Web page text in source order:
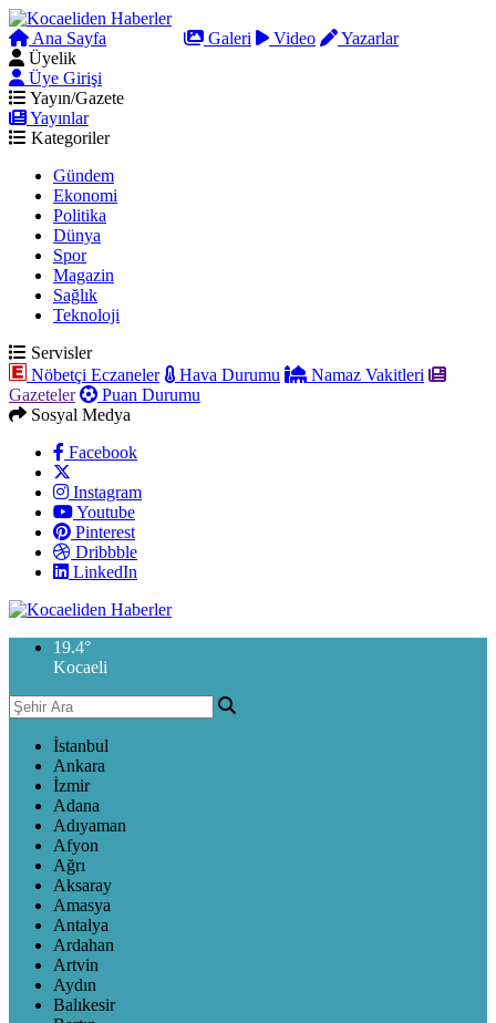
Ana Sayfa Galeri Video
Yazarlar
Üyelik
Üye Girişi
Yayın/Gazete
Yayınlar
Kategoriler
Gündem
Ekonomi
Politika
Dünya
Spor
Magazin
Sağlık
Teknoloji
Servisler
Nöbetçi Eczaneler
Hava Durumu
Namaz Vakitleri
Gazeteler
Puan Durumu
Sosyal Medya
Facebook
Instagram
Youtube
Pinterest
Dribbble
LinkedIn
19.4°
Kocaeli
İstanbul
Ankara
İzmir
Adana
Adıyaman
Afyon
Ağrı
Aksaray
Amasya
Antalya
Ardahan
Artvin
Aydın
Balıkesir